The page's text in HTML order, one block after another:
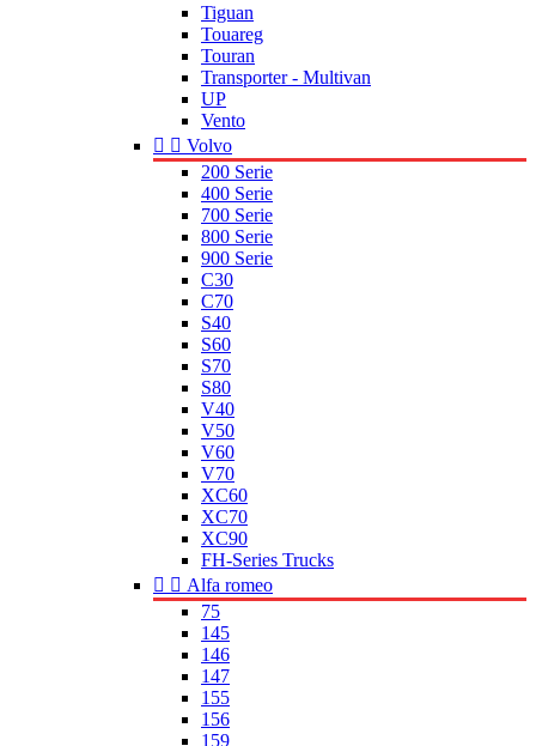
Tiguan
Touareg
Touran
Transporter - Multivan
UP
Vento
  Volvo
200 Serie
400 Serie
700 Serie
800 Serie
900 Serie
C30
C70
S40
S60
S70
S80
V40
V50
V60
V70
XC60
XC70
XC90
FH-Series Trucks
  Alfa romeo
75
145
146
147
155
156
159